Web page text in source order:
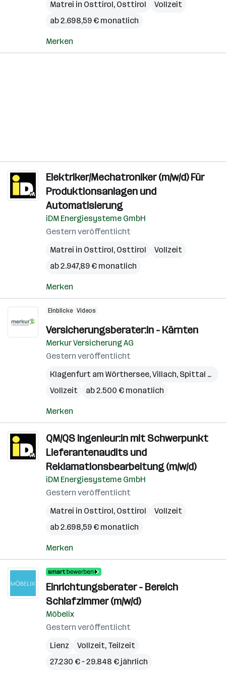
Matrei in Osttirol, Osttirol
Vollzeit
ab 2.698,59 € monatlich
Merken
Elektriker/Mechatroniker (m/w/d) Für
Produktionsanlagen und
Automatisierung
iDM Energiesysteme GmbH
Gestern veröffentlicht
Matrei in Osttirol, Osttirol
Vollzeit
ab 2.947,89 € monatlich
Merken
Einblicke Videos
Versicherungsberater:in - Kärnten
Merkur Versicherung AG
Gestern veröffentlicht
Klagenfurt am Wörthersee,Villach, Spittal a.d. Drau
Vollzeit
ab 2.500 € monatlich
Merken
QM/QS Ingenieur:in mit Schwerpunkt
Lieferantenaudits und
Reklamationsbearbeitung (m/w/d)
iDM Energiesysteme GmbH
Gestern veröffentlicht
Matrei in Osttirol, Osttirol
Vollzeit
ab 2.698,59 € monatlich
Merken
Einrichtungsberater - Bereich
Schlafzimmer (m/w/d)
Möbelix
Gestern veröffentlicht
Lienz
Vollzeit, Teilzeit
27.230 € – 29.848 € jährlich